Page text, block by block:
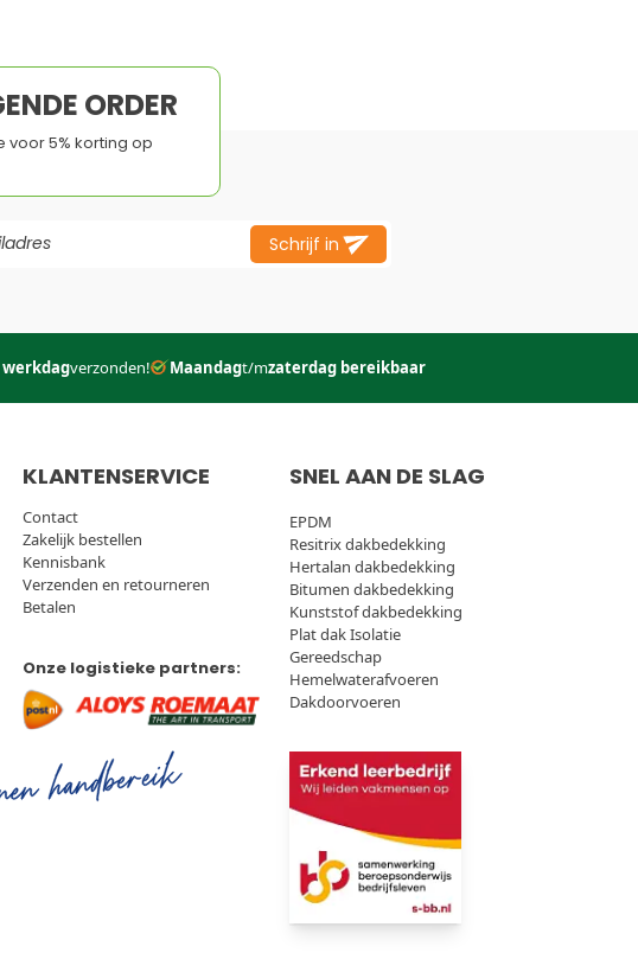
ORDER
voor 5% korting op
Schrijf in
werkdagverzonden! Maandagt/mzaterdag bereikbaar
KLANTENSERVICE
Contact
Zakelijk bestellen
Kennisbank
Verzenden en retourneren
Betalen
Onze logistieke partners:
SNEL AAN DE SLAG
EPDM
Resitrix dakbedekking
Hertalan dakbedekking
Bitumen dakbedekking
Kunststof dakbedekking
Plat dak Isolatie
Gereedschap
Hemelwaterafvoeren
Dakdoorvoeren